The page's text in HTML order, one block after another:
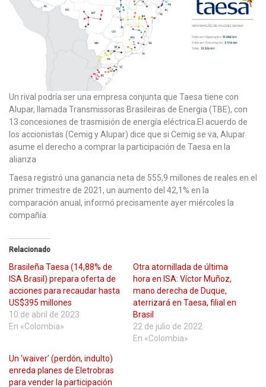
Un rival podría ser una empresa conjunta que Taesa tiene con
Alupar, llamada Transmissoras Brasileiras de Energia (TBE), con
13 concesiones de trasmisión de energía eléctrica.El acuerdo de
los accionistas (Cemig y Alupar) dice que si Cemig se va, Alupar
asume el derecho a comprar la participación de Taesa en la
alianza
Taesa registró una ganancia neta de 555,9 millones de reales en el
primer trimestre de 2021, un aumento del 42,1% en la
comparación anual, informó precisamente ayer miércoles la
compañía.
Relacionado
Brasileña Taesa (14,88% de
ISA Brasil) prepara oferta de
acciones para recaudar hasta
US$395 millones
10 de abril de 2023
En «Colombia»
Otra atornillada de última
hora en ISA: Víctor Muñoz,
mano derecha de Duque,
aterrizará en Taesa, filial en
Brasil
22 de julio de 2022
En «Colombia»
Un ‘waiver’ (perdón, indulto)
enreda planes de Eletrobras
para vender la participación